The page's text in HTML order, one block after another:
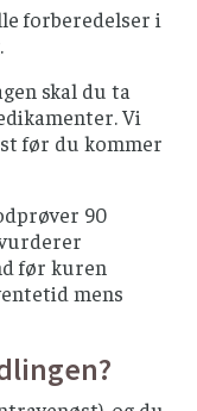
forberedelser i
skal du ta
Vi
før du kommer
90
før kuren
mens